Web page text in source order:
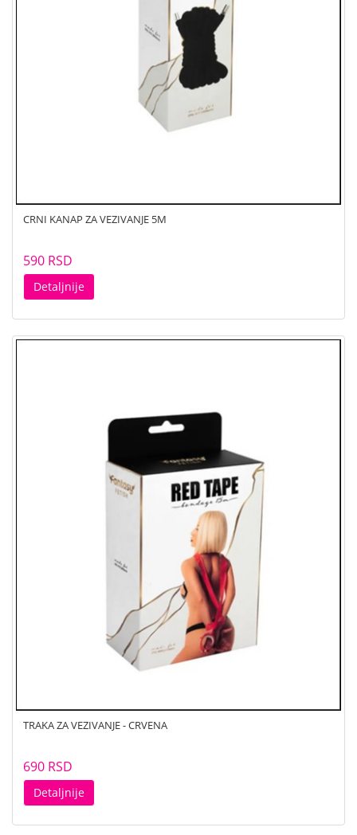
CRNI KANAP ZA VEZIVANJE 5M
590 RSD
Detaljnije
TRAKA ZA VEZIVANJE - CRVENA
690 RSD
Detaljnije